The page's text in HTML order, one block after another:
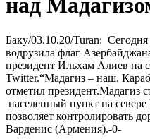
над
Баку/03.10.20/Turan: Сегодня
водрузила флаг
президент Ильхам Алиев на
Twitter.“Мадагиз – наш.
отметил президент.Мадагиз
населенный пункт на
позволяет контролировать
Варденис (Армения).-0-